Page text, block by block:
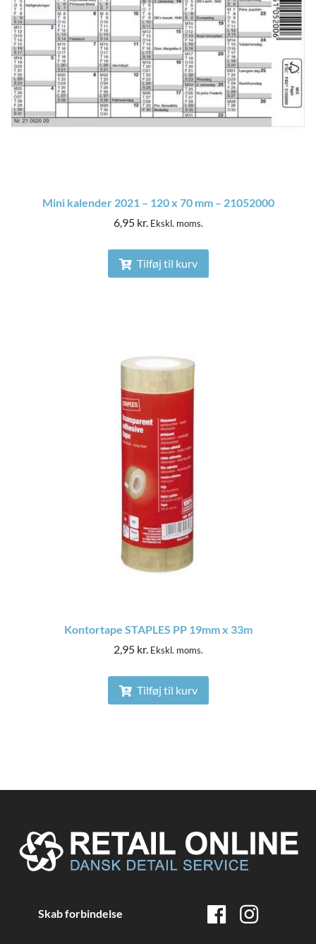
Mini kalender 2021 – 120 x 70 mm – 21052000
6,95 kr. Ekskl. moms.
Tilføj til kurv
Kontortape STAPLES PP 19mm x 33m
2,95 kr. Ekskl. moms.
Tilføj til kurv
Skab forbindelse